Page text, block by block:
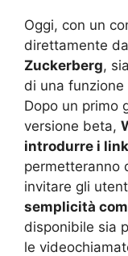
Oggi, con un
direttamente
Zuckerberg,
di una
Dopo un primo
versione beta,
introdurre i
permetteranno
invitare gli
semplicità
disponibile sia
le